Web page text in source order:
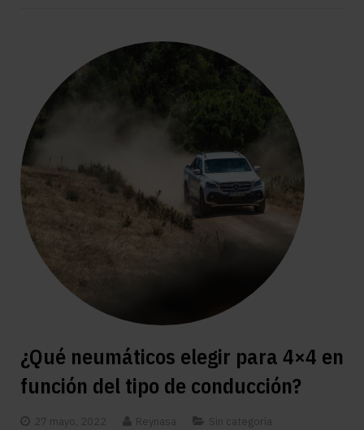
¿Qué neumáticos elegir para 4×4 en
función del tipo de conducción?
27 mayo, 2022 Reynasa
Sin categoría